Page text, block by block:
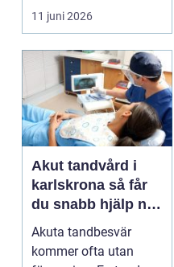
helt. Relationer, fö...
11 juni 2026
Akut tandvård i
karlskrona så får
du snabb hjälp när
tanden krisar
Akuta tandbesvär
kommer ofta utan